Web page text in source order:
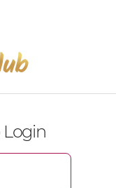
Login